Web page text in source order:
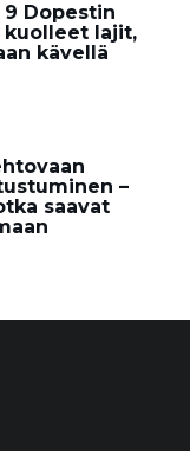
Dopestin
lajit,
kävellä
–
saavat